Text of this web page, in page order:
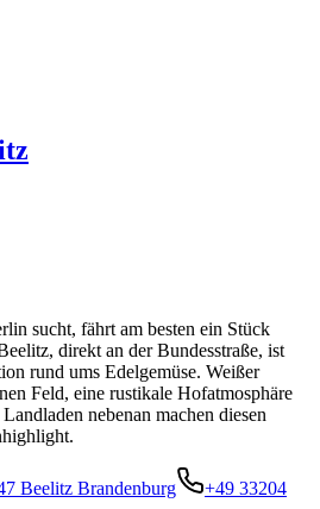
sucht, fährt am besten ein Stück
direkt an der Bundesstraße, ist
rund ums Edelgemüse. Weißer
Feld, eine rustikale Hofatmosphäre
nebenan machen diesen
Beelitz Brandenburg
+49 33204